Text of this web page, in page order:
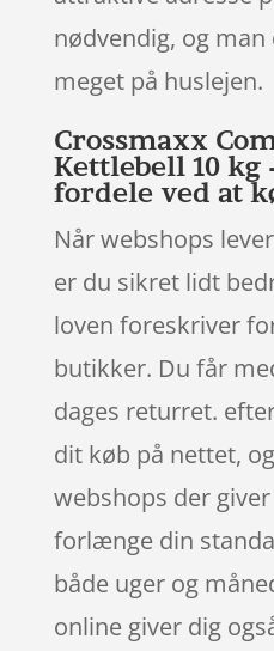
nødvendig, og
meget på huslejen.
Crossmaxx
Kettlebell 10 kg
fordele ved at
Når webshops
er du sikret lidt
loven foreskriver
butikker. Du får
dages returret.
dit køb på nettet,
webshops der
forlænge din
både uger og
online giver dig